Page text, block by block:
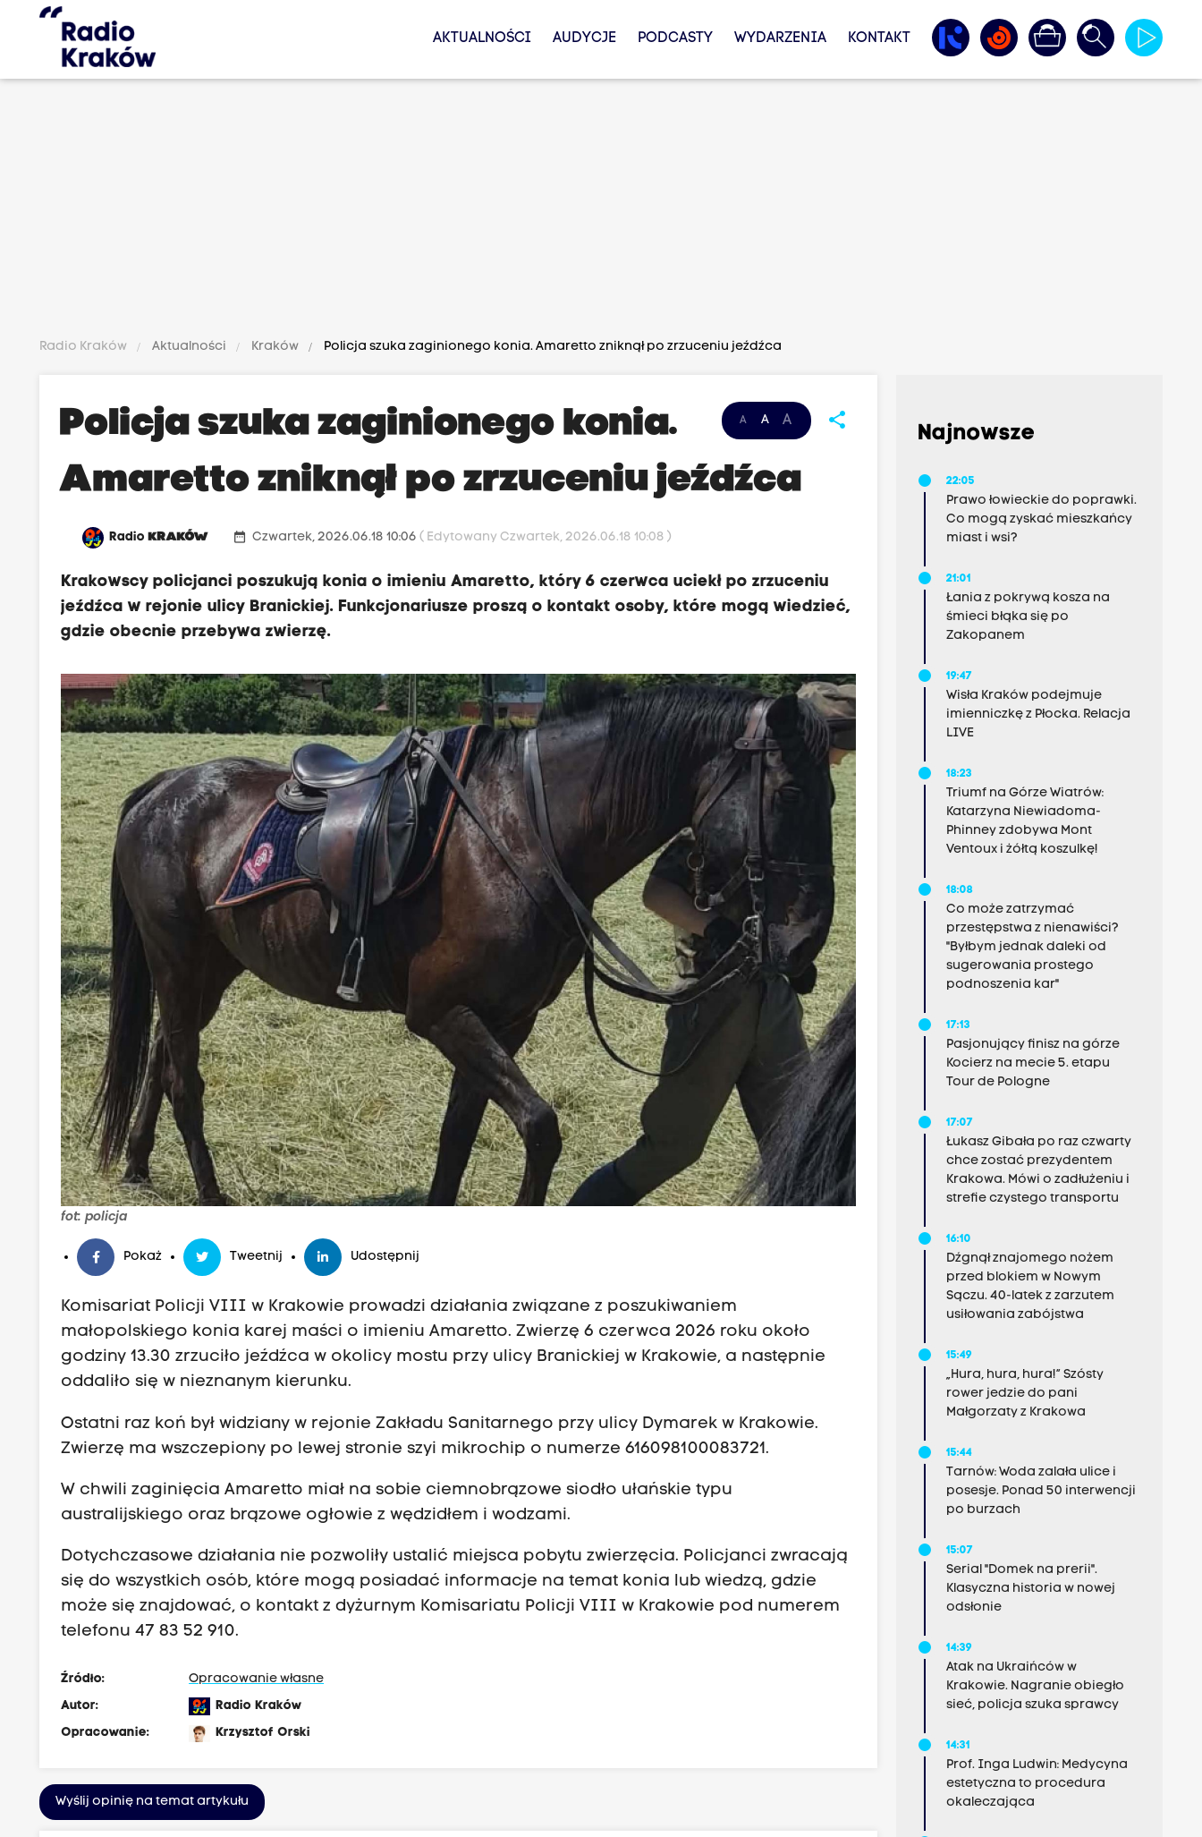
AKTUALNOŚCI AUDYCJE PODCASTY WYDARZENIA KONTAKT
Radio Kraków Aktualności Kraków Policja szuka zaginionego konia. Amaretto zniknął po zrzuceniu jeźdźca
A A A share
Policja szuka zaginionego konia.
Amaretto zniknął po zrzuceniu jeźdźca
RadioKRAKÓW date_range Czwartek, 2026.06.18 10:06( Edytowany Czwartek, 2026.06.18 10:08 )
Krakowscy policjanci poszukują konia o imieniu Amaretto, który 6 czerwca uciekł po zrzuceniu
jeźdźca w rejonie ulicy Branickiej. Funkcjonariusze proszą o kontakt osoby, które mogą wiedzieć,
gdzie obecnie przebywa zwierzę.
fot: policja
Pokaż Tweetnij Udostępnij
Komisariat Policji VIII w Krakowie prowadzi działania związane z poszukiwaniem
małopolskiego konia karej maści o imieniu Amaretto. Zwierzę 6 czerwca 2026 roku około
godziny 13.30 zrzuciło jeźdźca w okolicy mostu przy ulicy Branickiej w Krakowie, a następnie
oddaliło się w nieznanym kierunku.
Ostatni raz koń był widziany w rejonie Zakładu Sanitarnego przy ulicy Dymarek w Krakowie.
Zwierzę ma wszczepiony po lewej stronie szyi mikrochip o numerze 616098100083721.
W chwili zaginięcia Amaretto miał na sobie ciemnobrązowe siodło ułańskie typu
australijskiego oraz brązowe ogłowie z wędzidłem i wodzami.
Dotychczasowe działania nie pozwoliły ustalić miejsca pobytu zwierzęcia. Policjanci zwracają
się do wszystkich osób, które mogą posiadać informacje na temat konia lub wiedzą, gdzie
może się znajdować, o kontakt z dyżurnym Komisariatu Policji VIII w Krakowie pod numerem
telefonu 47 83 52 910.
Źródło:
Opracowanie własne
Autor:
Radio Kraków
Opracowanie:
Krzysztof Orski
Wyślij opinię na temat artykułu
Najnowsze
22:05
Prawo łowieckie do poprawki.
Co mogą zyskać mieszkańcy
miast i wsi?
21:01
Łania z pokrywą kosza na
śmieci błąka się po
Zakopanem
19:47
Wisła Kraków podejmuje
imienniczkę z Płocka. Relacja
LIVE
18:23
Triumf na Górze Wiatrów:
Katarzyna Niewiadoma-
Phinney zdobywa Mont
Ventoux i żółtą koszulkę!
18:08
Co może zatrzymać
przestępstwa z nienawiści?
"Byłbym jednak daleki od
sugerowania prostego
podnoszenia kar"
17:13
Pasjonujący finisz na górze
Kocierz na mecie 5. etapu
Tour de Pologne
17:07
Łukasz Gibała po raz czwarty
chce zostać prezydentem
Krakowa. Mówi o zadłużeniu i
strefie czystego transportu
16:10
Dźgnął znajomego nożem
przed blokiem w Nowym
Sączu. 40-latek z zarzutem
usiłowania zabójstwa
15:49
„Hura, hura, hura!” Szósty
rower jedzie do pani
Małgorzaty z Krakowa
15:44
Tarnów: Woda zalała ulice i
posesje. Ponad 50 interwencji
po burzach
15:07
Serial "Domek na prerii".
Klasyczna historia w nowej
odsłonie
14:39
Atak na Ukraińców w
Krakowie. Nagranie obiegło
sieć, policja szuka sprawcy
14:31
Prof. Inga Ludwin: Medycyna
estetyczna to procedura
okaleczająca